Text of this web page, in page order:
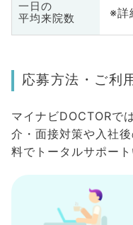
一日の
平均来院数
※詳
応募方法・ご利
マイナビDOCTORで
介・面接対策や入社
料でトータルサポート